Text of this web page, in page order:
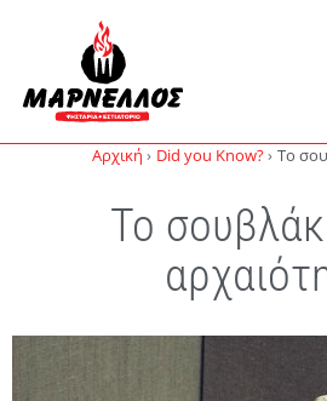
Skip navigation
Αρχική Did you Know?
Το